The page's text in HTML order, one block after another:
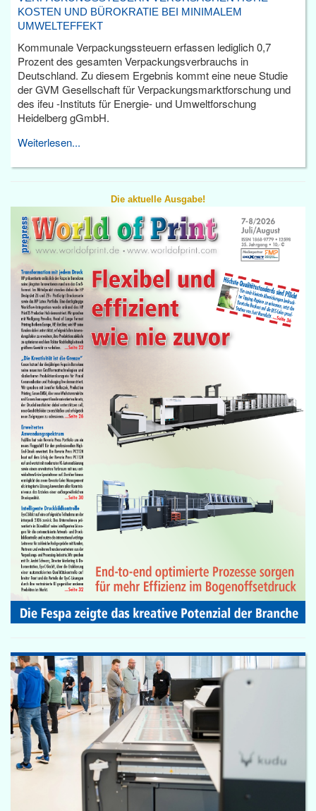
KOSTEN UND BÜROKRATIE BEI MINIMALEM
UMWELTEFFEKT
Kommunale Verpackungssteuern erfassen lediglich 0,7
Prozent des gesamten Verpackungsverbrauchs in
Deutschland. Zu diesem Ergebnis kommt eine neue Studie
der GVM Gesellschaft für Verpackungsmarktforschung und
des ifeu -Instituts für Energie- und Umweltforschung
Heidelberg gGmbH.
Weiterlesen...
Die aktuelle Ausgabe!